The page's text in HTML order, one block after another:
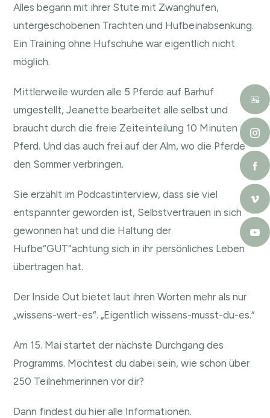
Alles begann mit ihrer Stute mit Zwanghufen,
untergeschobenen Trachten und Hufbeinabsenkung.
Ein Training ohne Hufschuhe war eigentlich nicht
möglich.
Mittlerweile wurden alle 5 Pferde auf Barhuf
umgestellt, Jeanette bearbeitet alle selbst und
braucht durch die freie Zeiteinteilung 10 Minuten pro
Pferd. Und das auch frei auf der Alm, wo die Pferde
den Sommer verbringen.
Sie erzählt im Podcastinterview, dass sie viel
entspannter geworden ist, Selbstvertrauen in sich
gewonnen hat und die Haltung der
Hufbe“GUT“achtung sich in ihr persönliches Leben
übertragen hat.
Der Inside Out bietet laut ihren Worten mehr als nur
„wissens-wert-es“. „Eigentlich wissens-musst-du-es.“
Am 15. Mai startet der nächste Durchgang des
Programms. Möchtest du dabei sein, wie schon über
250 Teilnehmerinnen vor dir?
Dann findest du hier alle Informationen.